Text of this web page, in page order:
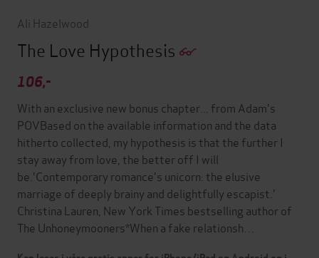
Ali Hazelwood
The Love Hypothesis
106,-
With an exclusive new bonus chapter... from Adam's
POVBased on the available information and the data
hitherto collected, my hypothesis is that the further I
stay away from love, the better off I will
be.'Contemporary romance's unicorn: the elusive
marriage of deeply brainy and delightfully escapist.'
Christina Lauren, New York Times bestselling author of
The Unhoneymooners*When a fake relationsh…